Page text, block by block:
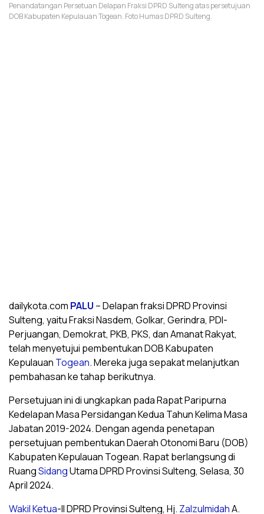
Penandatangan Persetuan Delapan Fraksi DPRD Sulteng atas persetujuan
DOB Kabupaten Kepulauan Togean. Foto Humas DPRD Sulteng.
dailykota.com PALU – Delapan fraksi DPRD Provinsi
Sulteng, yaitu Fraksi Nasdem, Golkar, Gerindra, PDI-
Perjuangan, Demokrat, PKB, PKS, dan Amanat Rakyat,
telah menyetujui pembentukan DOB Kabupaten
Kepulauan Togean. Mereka juga sepakat melanjutkan
pembahasan ke tahap berikutnya.
Persetujuan ini di ungkapkan pada Rapat Paripurna
Kedelapan Masa Persidangan Kedua Tahun Kelima Masa
Jabatan 2019-2024. Dengan agenda penetapan
persetujuan pembentukan Daerah Otonomi Baru (DOB)
Kabupaten Kepulauan Togean. Rapat berlangsung di
RuangSidangUtama DPRD Provinsi Sulteng, Selasa, 30
April 2024.
Wakil Ketua-II DPRD Provinsi Sulteng, Hj. ZalzulmidahA.